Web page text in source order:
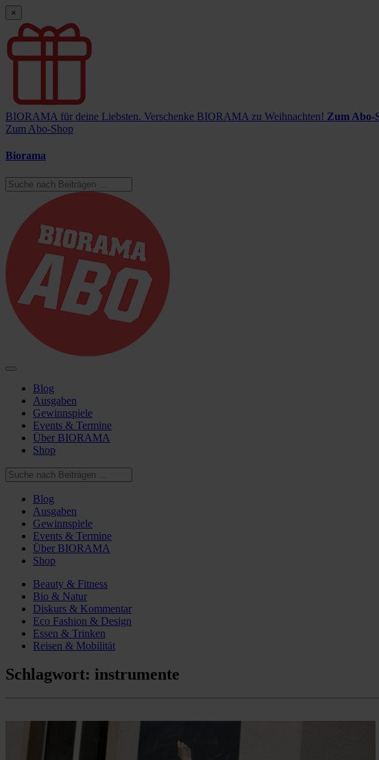
×
BIORAMA für deine Liebsten. Verschenke BIORAMA zu Weihnachten! Zum Abo-
Zum Abo-Shop
Biorama
Blog
Ausgaben
Gewinnspiele
Events & Termine
Über BIORAMA
Shop
Blog
Ausgaben
Gewinnspiele
Events & Termine
Über BIORAMA
Shop
Beauty & Fitness
Bio & Natur
Diskurs & Kommentar
Eco Fashion & Design
Essen & Trinken
Reisen & Mobilität
Schlagwort: instrumente